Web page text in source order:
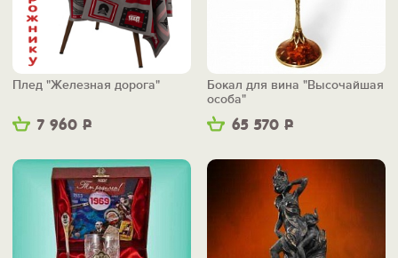
7 960 Р
Плед "Железная дорога"
65 570 Р
Бокал для вина "Высочайшая
особа"